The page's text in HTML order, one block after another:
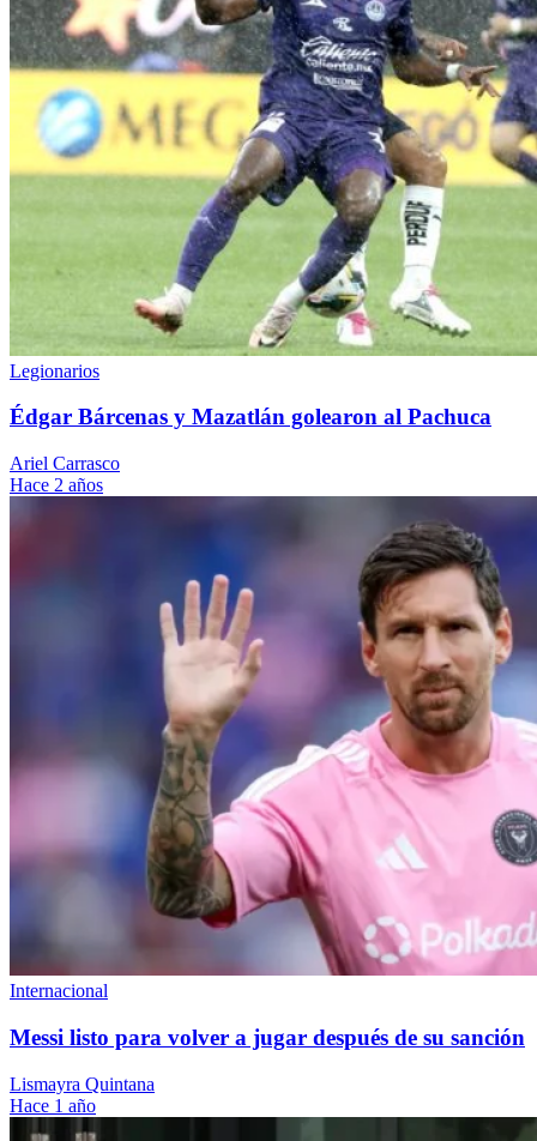
Legionarios
Édgar Bárcenas y Mazatlán golearon al Pachuca
Ariel Carrasco
Hace 2 años
Internacional
Messi listo para volver a jugar después de su sanción
Lismayra Quintana
Hace 1 año